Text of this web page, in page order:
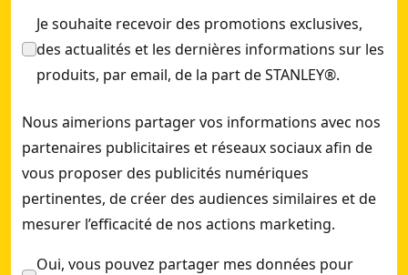
Je souhaite recevoir des promotions exclusives,
des actualités et les dernières informations sur les
produits, par email, de la part de STANLEY®.
Nous aimerions partager vos informations avec nos
partenaires publicitaires et réseaux sociaux afin de
vous proposer des publicités numériques
pertinentes, de créer des audiences similaires et de
mesurer l’efficacité de nos actions marketing.
Oui, vous pouvez partager mes données pour